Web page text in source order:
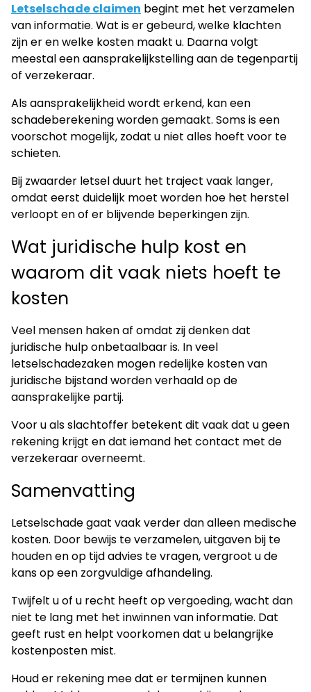
Letselschade claimen begint met het verzamelen
van informatie. Wat is er gebeurd, welke klachten
zijn er en welke kosten maakt u. Daarna volgt
meestal een aansprakelijkstelling aan de tegenpartij
of verzekeraar.
Als aansprakelijkheid wordt erkend, kan een
schadeberekening worden gemaakt. Soms is een
voorschot mogelijk, zodat u niet alles hoeft voor te
schieten.
Bij zwaarder letsel duurt het traject vaak langer,
omdat eerst duidelijk moet worden hoe het herstel
verloopt en of er blijvende beperkingen zijn.
Wat juridische hulp kost en
waarom dit vaak niets hoeft te
kosten
Veel mensen haken af omdat zij denken dat
juridische hulp onbetaalbaar is. In veel
letselschadezaken mogen redelijke kosten van
juridische bijstand worden verhaald op de
aansprakelijke partij.
Voor u als slachtoffer betekent dit vaak dat u geen
rekening krijgt en dat iemand het contact met de
verzekeraar overneemt.
Samenvatting
Letselschade gaat vaak verder dan alleen medische
kosten. Door bewijs te verzamelen, uitgaven bij te
houden en op tijd advies te vragen, vergroot u de
kans op een zorgvuldige afhandeling.
Twijfelt u of u recht heeft op vergoeding, wacht dan
niet te lang met het inwinnen van informatie. Dat
geeft rust en helpt voorkomen dat u belangrijke
kostenposten mist.
Houd er rekening mee dat er termijnen kunnen